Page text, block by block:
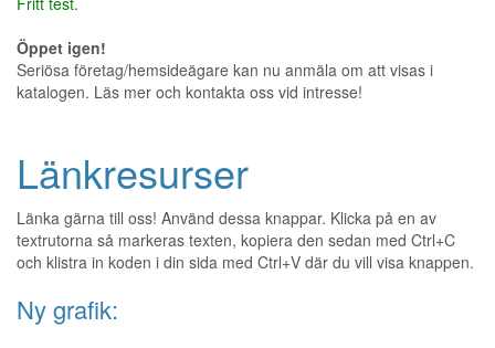
Öppet igen!
Seriösa företag/hemsideägare kan nu anmäla om att visas i
katalogen. Läs mer och kontakta oss vid intresse!
Länkresurser
Länka gärna till oss! Använd dessa knappar. Klicka på en av
textrutorna så markeras texten, kopiera den sedan med Ctrl+C
och klistra in koden i din sida med Ctrl+V där du vill visa knappen.
Ny grafik: